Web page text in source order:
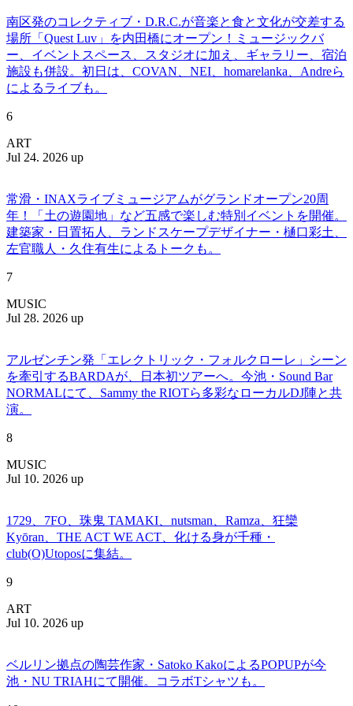
南区発のコレクティブ・D.R.C.が⾳楽と⾷と⽂化が交差する
場所「Quest Luv」を内田橋にオープン！ミュージックバ
ー、イベントスペース、スタジオに加え、ギャラリー、宿泊
施設も併設。初日は、COVAN、NEI、homarelanka、Andreら
によるライブも。
6
ART
Jul 24. 2026 up
常滑・INAXライブミュージアムがグランドオープン20周
年！「土の遊園地」など五感で楽しむ特別イベントを開催。
建築家・日置拓人、ランドスケープデザイナー・樋口彩土、
左官職人・久住有生によるトークも。
7
MUSIC
Jul 28. 2026 up
アルゼンチン発「エレクトリック・フォルクローレ」シーン
を牽引するBARDAが、日本初ツアーへ。今池・Sound Bar
NORMALにて、Sammy the RIOTら多彩なローカルDJ陣と共
演。
8
MUSIC
Jul 10. 2026 up
1729、7FO、珠鬼 TAMAKI、nutsman、Ramza、狂欒
Kyōran、THE ACT WE ACT、化ける身が千種・
club(O)Utoposに集結。
9
ART
Jul 10. 2026 up
ベルリン拠点の陶芸作家・Satoko KakoによるPOPUPが今
池・NU TRIAHにて開催。コラボTシャツも。